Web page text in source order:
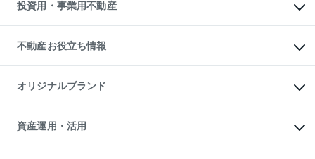
English 繁体中文簡体中文
売却ガイド
賃貸管理プラン
リロケーションについて
貸すガイド
投資用・事業用不動産
事業用不動産
マンション投資
投資用マンション
アパート経営
収益物件
ビル購入（ビル一棟）
投資用不動産の売却査定
事業用不動産の売却査定
不動産お役立ち情報
マンションライブラリー
人気マンションランキング
暮らしに役立つ不動産メディア
不動産相場・不動産価格情報
不動産コラム・ニュース
オリジナルブランド
一棟リノベーションマンション
L`GENTE（ルジェンテ）
区分リノベーションマンション
資産運用・活用